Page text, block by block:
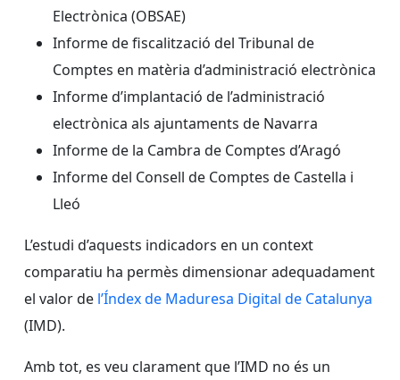
Electrònica (OBSAE)
Informe de fiscalització del Tribunal de
Comptes en matèria d’administració electrònica
Informe d’implantació de l’administració
electrònica als ajuntaments de Navarra
Informe de la Cambra de Comptes d’Aragó
Informe del Consell de Comptes de Castella i
Lleó
L’estudi d’aquests indicadors en un context
comparatiu ha permès dimensionar adequadament
el valor de l’Índex de Maduresa Digital de Catalunya
(IMD).
Amb tot, es veu clarament que l’IMD no és un